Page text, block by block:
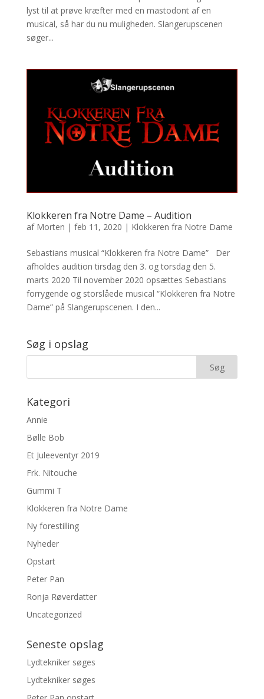
lyst til at prøve kræfter med en mastodont af en
musical, så har du nu muligheden. Slangerupscenen
søger...
Klokkeren fra Notre Dame – Audition
af Morten | feb 11, 2020 | Klokkeren fra Notre Dame
Sebastians musical “Klokkeren fra Notre Dame” Der
afholdes audition tirsdag den 3. og torsdag den 5.
marts 2020 Til november 2020 opsættes Sebastians
forrygende og storslåede musical “Klokkeren fra Notre
Dame” på Slangerupscenen. I den...
Søg i opslag
Kategori
Annie
Bølle Bob
Et Juleeventyr 2019
Frk. Nitouche
Gummi T
Klokkeren fra Notre Dame
Ny forestilling
Nyheder
Opstart
Peter Pan
Ronja Røverdatter
Uncategorized
Seneste opslag
Lydtekniker søges
Lydtekniker søges